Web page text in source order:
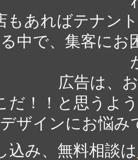
もあればテナン
中で、集客にお
広告は、
だ！！と思うよ
ザインにお悩
込み、無料相談は